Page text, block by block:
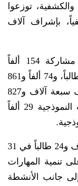
والكشفية، توزعوا
صيفياً، بإشراف آلاف
وسجلت الدورات الصيفية المفتوحة مشاركة 154 ألفاً
و242 طالباً وطالبة، بينهم 79 ألفاً و381 طالباً، و74 ألفاً و861
طالبة، في ألف و369 مدرسة، بإشراف سبعة آلاف و827
من العاملين، فيما استقطبت الدورات النموذجية 29 ألفاً
كما احتضنت الدورات الكشفية ثلاثة آلاف و24 طالباً في 31
المهارات
إلى جانب الأنشطة